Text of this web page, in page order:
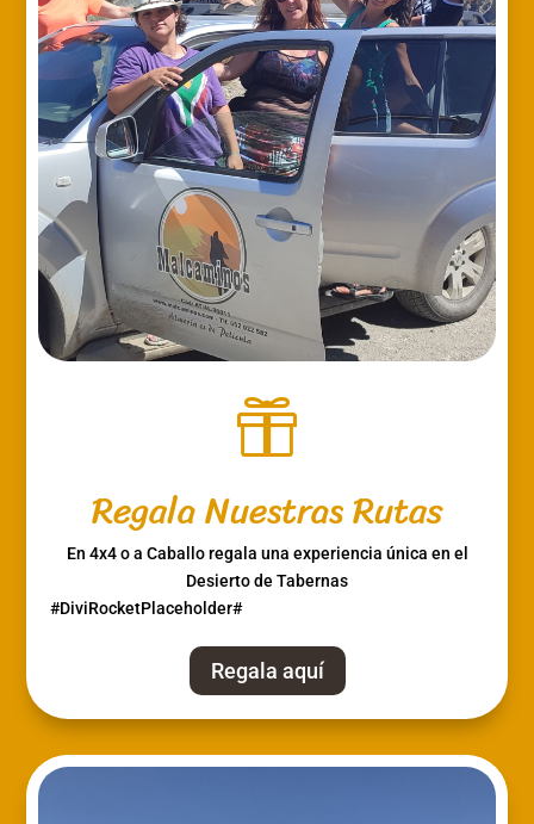

Regala Nuestras Rutas
En 4x4 o a Caballo regala una experiencia única en el
Desierto de Tabernas
#DiviRocketPlaceholder#
Regala aquí